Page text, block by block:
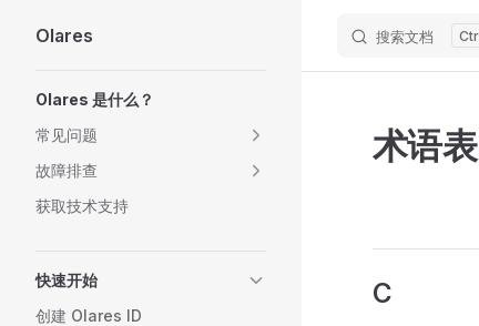
Skip to content
Olares 搜索文档
Olares 是什么？
常见问题
故障排查
获取技术支持
快速开始
创建 Olares ID
术语表
C